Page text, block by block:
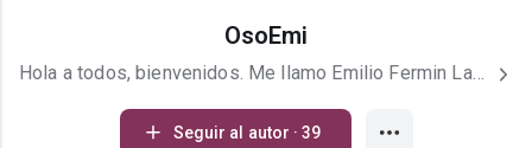
OsoEmi
Hola a todos, bienvenidos. Me llamo Emilio Fermin Lapenta, soy autor de la saga Reliquias de Daghol. Publiqué mi primer libro El Anfitrión de las Arenas en 2019 y me encuentro editando mi segundo libro. Asimismo, sigo escribiendo otros libros correspondientes a dicha saga y también escribo novelas, relatos góticos, poesías, etc. Comencé a expresar todo en escrito a partir de los 14 años, siendo mis pequeñas obras de acceso principalmente para amigos y familiares. Ahora incursiono en más áreas y participo en concursos e intercambios de escritores. También en 2019 tuve la oportunidad de participar en un intercambio latinoamericano presencial de narradores, poetas y poetizas entre Colombia y Argentina.
Seguir al autor · 39